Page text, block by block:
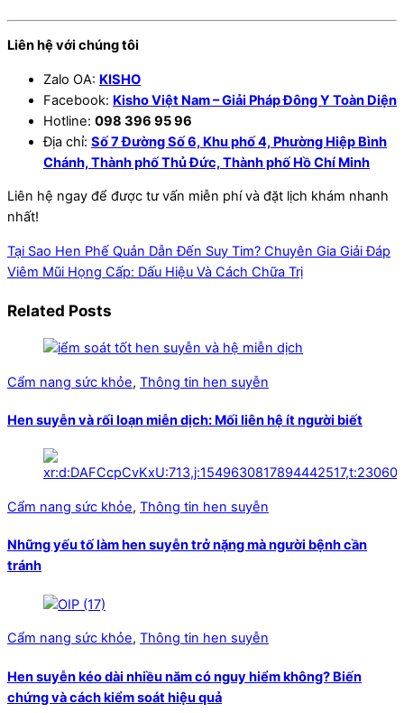
Liên hệ với chúng tôi
Zalo OA: KISHO
Facebook: Kisho Việt Nam – Giải Pháp Đông Y Toàn Diện
Hotline: 098 396 95 96
Địa chỉ: Số 7 Đường Số 6, Khu phố 4, Phường Hiệp Bình
Chánh, Thành phố Thủ Đức, Thành phố Hồ Chí Minh
Liên hệ ngay để được tư vấn miễn phí và đặt lịch khám nhanh
nhất!
Tại Sao Hen Phế Quản Dẫn Đến Suy Tim? Chuyên Gia Giải Đáp
Viêm Mũi Họng Cấp: Dấu Hiệu Và Cách Chữa Trị
Related Posts
Cẩm nang sức khỏe, Thông tin hen suyễn
Hen suyễn và rối loạn miễn dịch: Mối liên hệ ít người biết
Cẩm nang sức khỏe, Thông tin hen suyễn
Những yếu tố làm hen suyễn trở nặng mà người bệnh cần
tránh
Cẩm nang sức khỏe, Thông tin hen suyễn
Hen suyễn kéo dài nhiều năm có nguy hiểm không? Biến
chứng và cách kiểm soát hiệu quả